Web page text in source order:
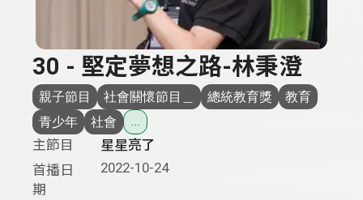
30 - 堅定夢想之路-林秉澄
親子節目 社會關懷節目＿ 總統教育獎
教育
青少年
社會 ...
主節目
星星亮了
首播日
期
2022-10-24